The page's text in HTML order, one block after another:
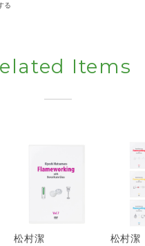
る
Items
松村潔
松村潔